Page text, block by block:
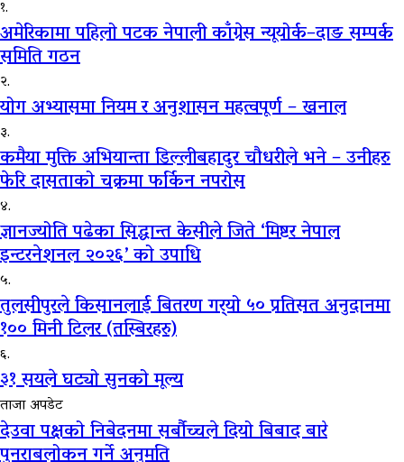
१.
अमेरिकामा पहिलो पटक नेपाली काँग्रेस न्यूयोर्क–दाङ सम्पर्क
समिति गठन
२.
योग अभ्यासमा नियम र अनुशासन महत्वपूर्ण – खनाल
३.
कमैया मुक्ति अभियान्ता डिल्लीबहादुर चौधरीले भने – उनीहरु
फेरि दासताको चक्रमा फर्किन नपरोस
४.
ज्ञानज्योति पढेका सिद्धान्त केसीले जिते ‘मिष्टर नेपाल
इन्टरनेशनल २०२६’ को उपाधि
५.
तुलसीपुरले किसानलाई बितरण गर्‍यो ५० प्रतिसत अनुदानमा
१०० मिनी टिलर (तस्बिरहरु)
६.
३१ सयले घट्यो सुनको मूल्य
ताजा अपडेट
देउवा पक्षको निबेदनमा सर्बौच्चले दियो बिबाद बारे